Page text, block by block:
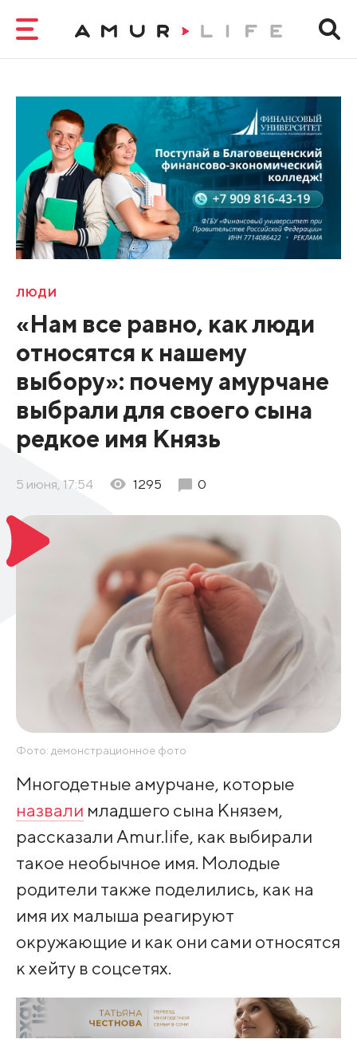
ЛЮДИ
«Нам все равно, как люди
относятся к нашему
выбору»: почему амурчане
выбрали для своего сына
редкое имя Князь
5 июня, 17:54 1295 0
Фото: демонстрационное фото
Многодетные амурчане, которые
назвали младшего сына Князем,
рассказали Amur.life, как выбирали
такое необычное имя. Молодые
родители также поделились, как на
имя их малыша реагируют
окружающие и как они сами относятся
к хейту в соцсетях.